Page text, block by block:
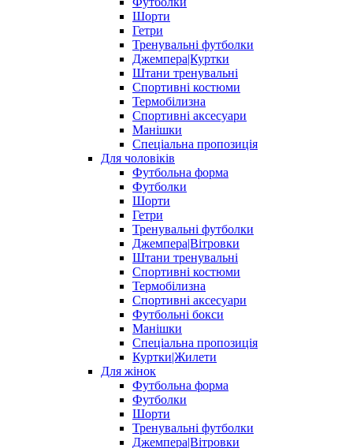
Шорти
Гетри
Тренувальні футболки
Джемпера|Куртки
Штани тренувальні
Спортивні костюми
Термобілизна
Спортивні аксесуари
Манішки
Спеціальна пропозиція
Для чоловіків
Футбольна форма
Футболки
Шорти
Гетри
Тренувальні футболки
Джемпера|Вітровки
Штани тренувальні
Спортивні костюми
Термобілизна
Спортивні аксесуари
Футбольні бокси
Манішки
Спеціальна пропозиція
Куртки|Жилети
Для жінок
Футбольна форма
Футболки
Шорти
Тренувальні футболки
Джемпера|Вітровки